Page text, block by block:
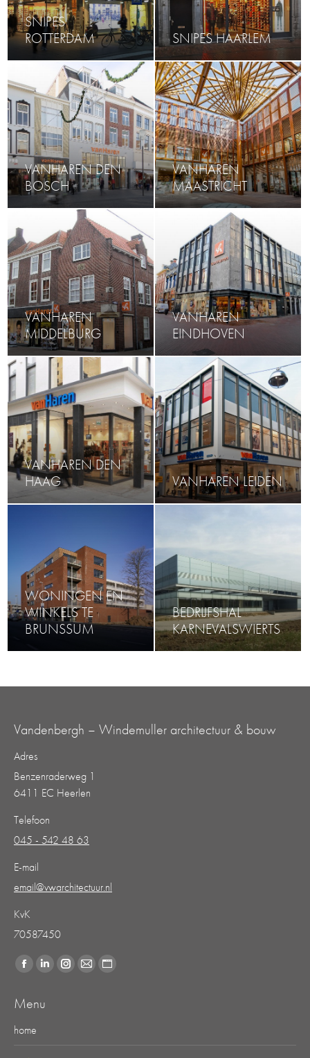
SNIPES
ROTTERDAM
SNIPES HAARLEM
VANHAREN DEN
BOSCH
VANHAREN
MAASTRICHT
VANHAREN
MIDDELBURG
VANHAREN
EINDHOVEN
VANHAREN DEN
HAAG
VANHAREN LEIDEN
WONINGEN EN
WINKELS TE
BRUNSSUM
BEDRIJFSHAL
KARNEVALSWIERTS
Vandenbergh – Windemuller architectuur & bouw
Adres
Benzenraderweg 1
6411 EC Heerlen
Telefoon
045 - 542 48 63
E-mail
email@vwarchitectuur.nl
KvK
70587450
Vind ons op:
Facebook
opens
in
new
Linkedin
opens
new
Instagram
new
Mail
new
Website
new
Menu
home